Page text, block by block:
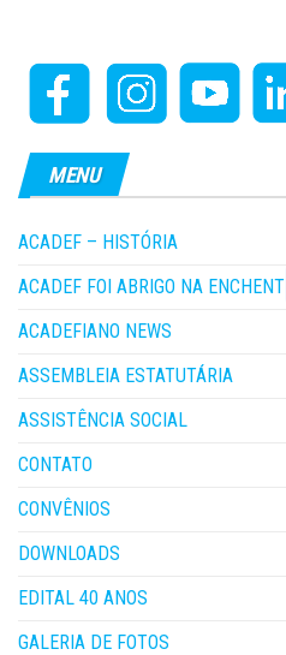
MENU
ACADEF – HISTÓRIA
ACADEF FOI ABRIGO NA ENCHENTE
ACADEFIANO NEWS
ASSEMBLEIA ESTATUTÁRIA
ASSISTÊNCIA SOCIAL
CONTATO
CONVÊNIOS
DOWNLOADS
EDITAL 40 ANOS
GALERIA DE FOTOS